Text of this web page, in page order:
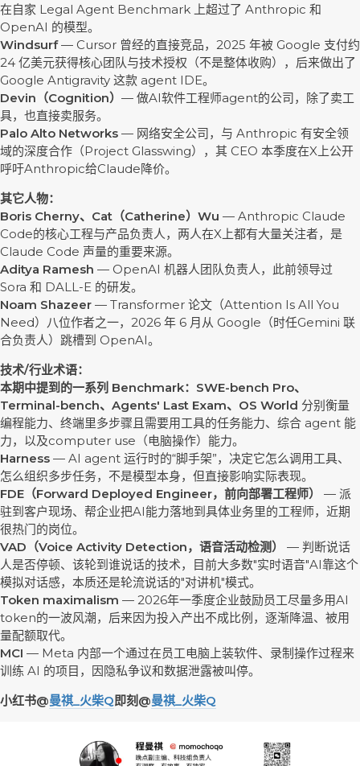
在自家 Legal Agent Benchmark 上超过了 Anthropic 和
OpenAI 的模型。
Windsurf— Cursor 曾经的直接竞品，2025 年被 Google 支付约
24 亿美元获得核心团队与技术授权（不是整体收购），后来做出了
Google Antigravity 这款 agent IDE。
Devin（Cognition） — 做AI软件工程师agent的公司，除了卖工
具，也直接卖服务。
Palo Alto Networks — 网络安全公司，与 Anthropic 有安全领
域的深度合作（Project Glasswing），其 CEO 本季度在X上公开
呼吁Anthropic给Claude降价。
其它人物：
Boris Cherny、Cat（Catherine）Wu — Anthropic Claude
Code的核心工程与产品负责人，两人在X上都有大量关注者，是
Claude Code 声量的重要来源。
Aditya Ramesh — OpenAI 机器人团队负责人，此前领导过
Sora 和 DALL-E 的研发。
Noam Shazeer — Transformer 论文（Attention Is All You
Need）八位作者之一，2026 年 6 月从 Google（时任Gemini 联
合负责人）跳槽到 OpenAI。
技术/行业术语：
本期中提到的一系列 Benchmark：SWE-bench Pro、
Terminal-bench、Agents' Last Exam、 OS World 分别衡量
编程能力、终端里多步骤且需要用工具的任务能力、综合 agent 能
力，以及computer use（电脑操作）能力。
Harness — AI agent 运行时的“脚手架”，决定它怎么调用工具、
怎么组织多步任务，不是模型本身，但直接影响实际表现。
FDE（Forward Deployed Engineer，前向部署工程师）
— 派
驻到客户现场、帮企业把AI能力落地到具体业务里的工程师，近期
很热门的岗位。
VAD （Voice Activity Detection， 语音活动检测）
— 判断说话
人是否停顿、该轮到谁说话的技术，目前大多数"实时语音"AI靠这个
模拟对话感，本质还是轮流说话的"对讲机"模式。
Token maximalism — 2026年一季度企业鼓励员工尽量多用AI
token的一波风潮，后来因为投入产出不成比例，逐渐降温、被用
量配额取代。
MCI — Meta 内部一个通过在员工电脑上装软件、录制操作过程来
训练 AI 的项目，因隐私争议和数据泄露被叫停。
小红书@曼祺_火柴Q即刻@曼祺_火柴Q